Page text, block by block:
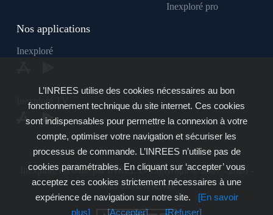
Inexploré pro
Nos applications
Inexploré
Inexploré TV
Inexploré est édité par INREES - Copyright © 2007 - 2026 -
Tous droits réservés
L’INREES utilise des cookies nécessaires au bon
fonctionnement technique du site internet. Ces cookies
sont indispensables pour permettre la connexion à votre
compte, optimiser votre navigation et sécuriser les
processus de commande. L’INREES n’utilise pas de
cookies paramétrables. En cliquant sur ‘accepter’ vous
acceptez ces cookies strictement nécessaires à une
expérience de navigation sur notre site.
[En savoir
plus]
[Accepter] [Refuser]